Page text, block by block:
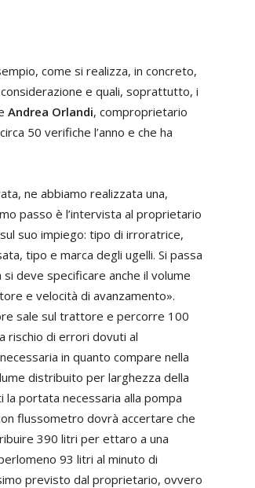
come si realizza, in concreto,
e quali, soprattutto, i
Andrea Orlandi, comproprietario
50 verifiche l’anno e che ha
ne abbiamo realizzata una,
passo è l’intervista al proprietario
suo impiego: tipo di irroratrice,
tipo e marca degli ugelli. Si passa
deve specificare anche il volume
e velocità di avanzamento».
sale sul trattore e percorre 100
rischio di errori dovuti al
in quanto compare nella
distribuito per larghezza della
portata necessaria alla pompa
flussometro dovrà accertare che
390 litri per ettaro a una
93 litri al minuto di
previsto dal proprietario, ovvero